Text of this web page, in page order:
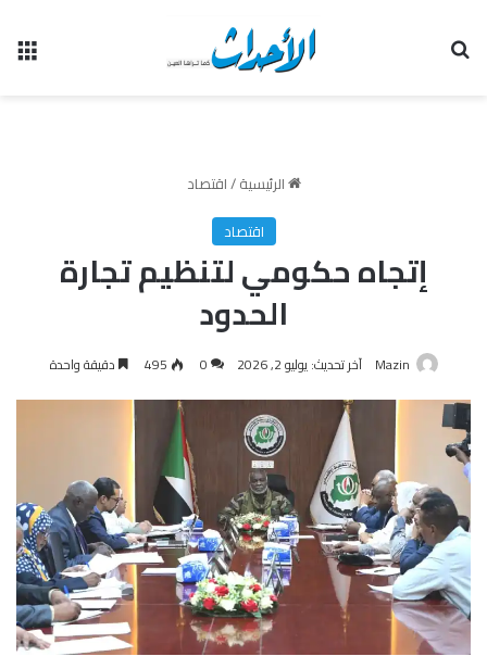
الرئيسية/اقتصاد
اقتصاد
إتجاه حكومي لتنظيم تجارة
الحدود
Mazin آخر تحديث: يوليو 2, 2026 0
495 دقيقة واحدة